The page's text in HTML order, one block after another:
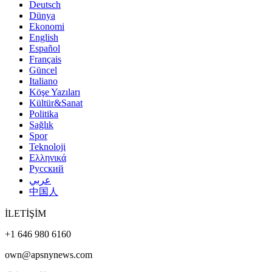
Deutsch
Dünya
Ekonomi
English
Español
Français
Güncel
Italiano
Köşe Yazıları
Kültür&Sanat
Politika
Sağlık
Spor
Teknoloji
Ελληνικά
Русский
عربي
中国人
İLETİŞİM
+1 646 980 6160
own@apsnynews.com